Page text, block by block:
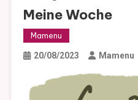
Meine Woche
Mamenu
20/08/2023 Mamenu